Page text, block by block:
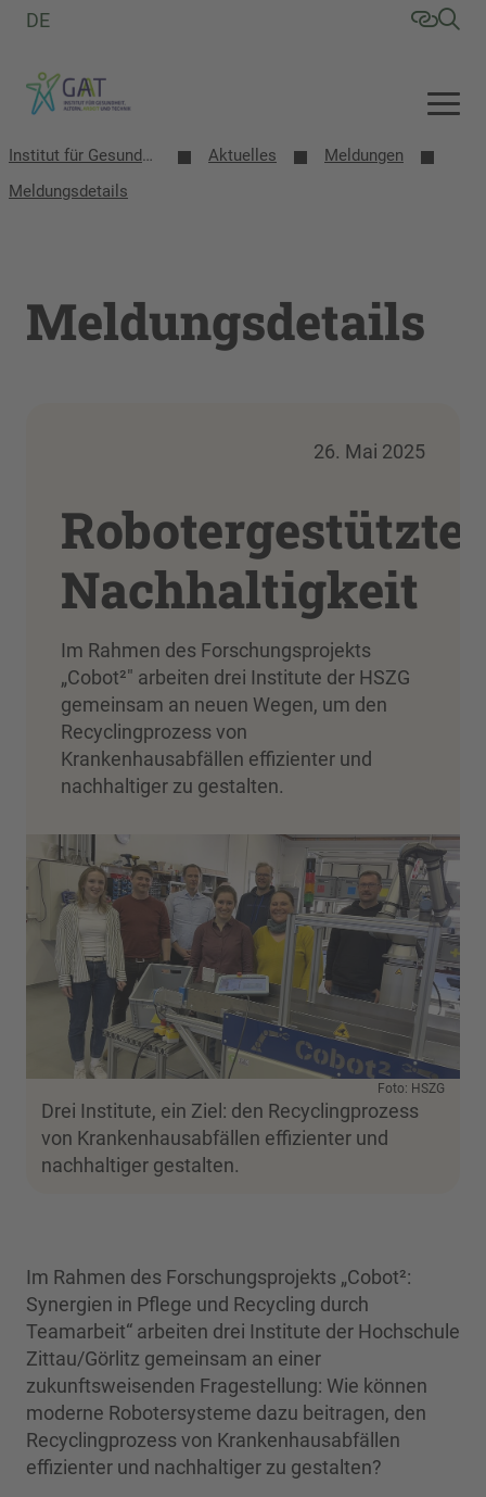
DE
Institut für Gesundheit, Altern, Arbeit und Technik (GAT) Aktuelles
Meldungen
Meldungsdetails
Meldungsdetails
26. Mai 2025
Robotergestützte
Nachhaltigkeit
Im Rahmen des Forschungsprojekts
„Cobot²" arbeiten drei Institute der HSZG
gemeinsam an neuen Wegen, um den
Recyclingprozess von
Krankenhausabfällen effizienter und
nachhaltiger zu gestalten.
Foto: HSZG
Drei Institute, ein Ziel: den Recyclingprozess
von Krankenhausabfällen effizienter und
nachhaltiger gestalten.
Im Rahmen des Forschungsprojekts „Cobot²:
Synergien in Pflege und Recycling durch
Teamarbeit“ arbeiten drei Institute der Hochschule
Zittau/Görlitz gemeinsam an einer
zukunftsweisenden Fragestellung: Wie können
moderne Robotersysteme dazu beitragen, den
Recyclingprozess von Krankenhausabfällen
effizienter und nachhaltiger zu gestalten?